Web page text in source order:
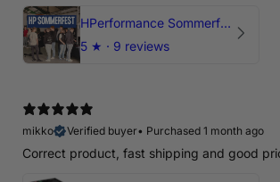
HPerformance Sommerfest 2026
5 ★ · 9 reviews
mikko
Verified buyer• Purchased 1 month ago
Correct product, fast shipping and good